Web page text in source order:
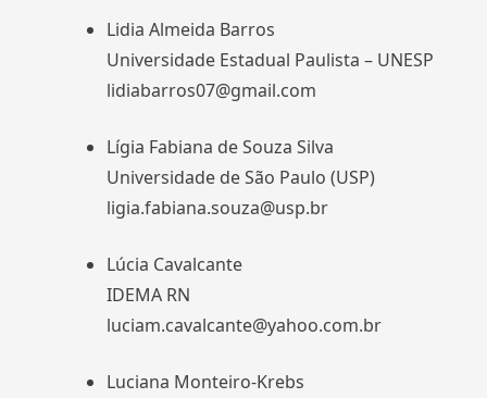
Lidia Almeida Barros
Universidade Estadual Paulista – UNESP
lidiabarros07@gmail.com
Lígia Fabiana de Souza Silva
Universidade de São Paulo (USP)
ligia.fabiana.souza@usp.br
Lúcia Cavalcante
IDEMA RN
luciam.cavalcante@yahoo.com.br
Luciana Monteiro-Krebs